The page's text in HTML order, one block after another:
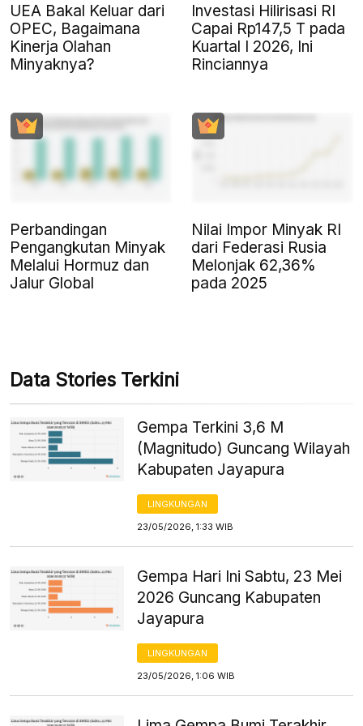
UEA Bakal Keluar dari
OPEC, Bagaimana
Kinerja Olahan
Minyaknya?
Investasi Hilirisasi RI
Capai Rp147,5 T pada
Kuartal I 2026, Ini
Rinciannya
Perbandingan
Pengangkutan Minyak
Melalui Hormuz dan
Jalur Global
Nilai Impor Minyak RI
dari Federasi Rusia
Melonjak 62,36%
pada 2025
Data Stories Terkini
Gempa Terkini 3,6 M
(Magnitudo) Guncang Wilayah
Kabupaten Jayapura
LINGKUNGAN
23/05/2026, 1:33 WIB
Gempa Hari Ini Sabtu, 23 Mei
2026 Guncang Kabupaten
Jayapura
LINGKUNGAN
23/05/2026, 1:06 WIB